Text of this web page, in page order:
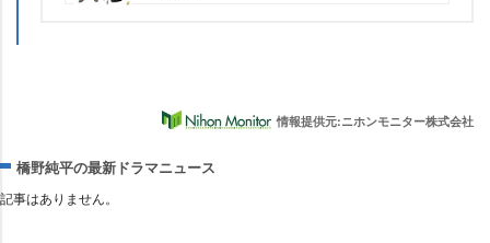
情報提供元:ニホンモニター株式会社
橋野純平の最新ドラマニュース
記事はありません。